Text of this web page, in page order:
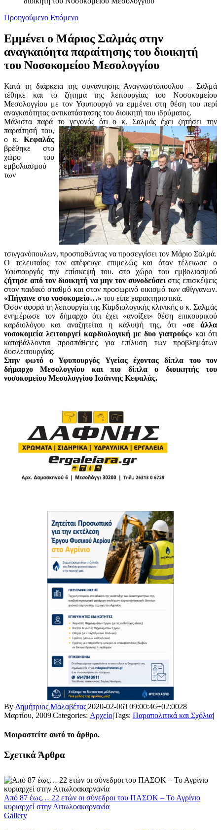
Προηγούμενο Επόμενο
Εμμένει ο Μάριος Σαλμάς στην
αναγκαιόητα παραίτησης του διοικητή
του Νοσοκομείου Μεσολογγίου
Κατά τη διάρκεια της συνάντησης Αναγνωστόπουλου – Σαλμά
τέθηκε και το ζήτημα της λειτουργίας του Νοσοκομείου
Μεσολογγίου με τον Υφυπουργό να εμμένει στη θέση του περί
αναγκαιότητας αντικατάστασης του διοικητή του ιδρύματος.
Μάλιστα παρά το γεγονός ότι ο κ. Σαλμάς έχει ζητήσει την
παραίτησή του,
ο κ. Κεφαλάς
βρέθηκε στο
χώρο του
εμβολιασμού
των
τσιγγανόπουλων, προσπαθώντας να προσεγγίσει τον Μάριο Σαλμά.
Ο τελευταίος τον απέφευγε επιμελώς και όταν τέλειωσε ο
Υφυπουργός την επίσκεψή του. στο χώρο του εμβολιασμού
ζήτησε από τον διοικητή να μην τον συνοδεύσει στις επισκέψεις
στον παιδικό σταθμό και στον προσωρινό οικισμό των αθίγγανων.
«Πήγαινε στο νοσοκομείο…» του είπε χαρακτηριστικά.
Όσον αφορά τη λειτουργία της Καρδιολογικής κλινικής ο κ. Σαλμάς
ενημέρωσε τον δήμαρχο ότι έχει «ανοίξει» θέση επικουρικού
καρδιολόγου και αναζητείται η κάλυψή της, ότι «σε άλλα
νοσοκομεία λειτουργεί καρδιολογική με δυο γιατρούς» και ότι
καταβάλλονται προσπάθειες για επίλυση των προβλημάτων
δυσλειτουργίας.
Στην φωτό ο Υφυπουργός Υγείας έχοντας δίπλα του τον
δήμαρχο Μεσολογγίου και πιο δίπλα ο διοικητής του
νοσοκομείου Μεσολογγίου Ιωάννης Κεφαλάς.
By Δημήτριος Μαλαβέτας|2020-02-06T09:00:46+02:0028
Μαρτίου, 2009|Categories: Αρχείο|Tags: Παραπολιτικά και Σχόλια|
Μοιραστείτε αυτό το άρθρο.
Facebook
X
LinkedIn
WhatsApp
Email
Σχετικά Άρθρα
Από 87 έως… 22 ετών οι σύνεδροι του ΠΑΣΟΚ – Το Αγρίνιο
κυριαρχεί στην Αιτωλοακαρνανία
Gallery